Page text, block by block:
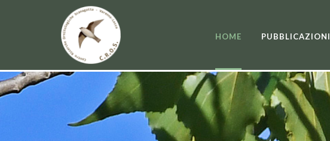
HOME PUBBLICAZIONI